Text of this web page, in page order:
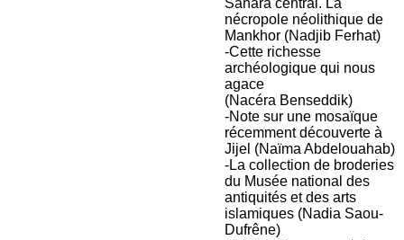
Sahara central. La
nécropole néolithique de
Mankhor (Nadjib Ferhat)
-Cette richesse
archéologique qui nous
agace
(Nacéra Benseddik)
-Note sur une mosaïque
récemment découverte à
Jijel (Naïma Abdelouahab)
-La collection de broderies
du Musée national des
antiquités et des arts
islamiques (Nadia Saou-
Dufrêne)